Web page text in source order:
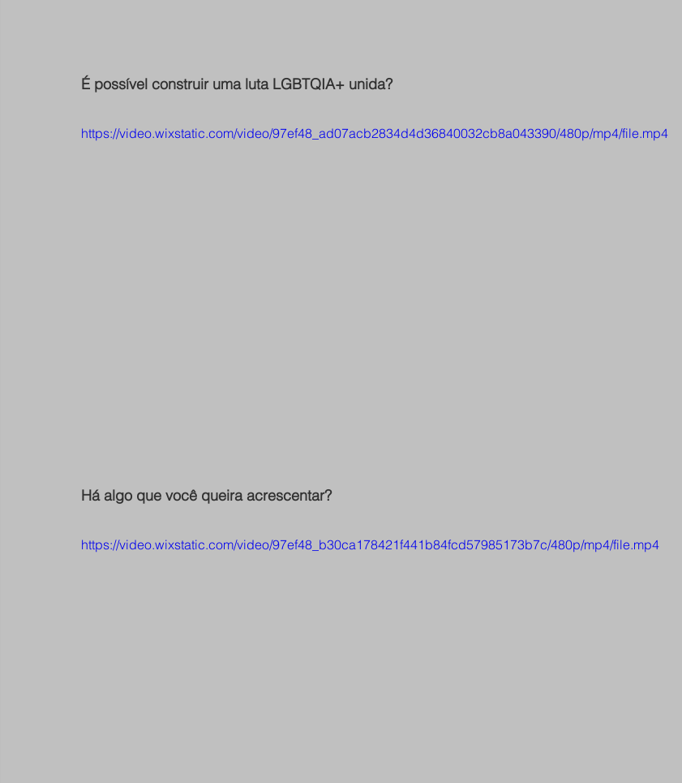
É possível construir uma luta LGBTQIA+ unida?
https://video.wixstatic.com/video/97ef48_ad07acb2834d4d36840032cb8a043390/480p/mp4/file.mp4
Há algo que você queira acrescentar?
https://video.wixstatic.com/video/97ef48_b30ca178421f441b84fcd57985173b7c/480p/mp4/file.mp4